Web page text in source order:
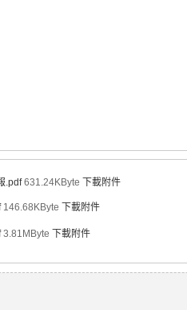
.pdf 631.24KByte 下載附件
146.68KByte 下載附件
3.81MByte 下載附件